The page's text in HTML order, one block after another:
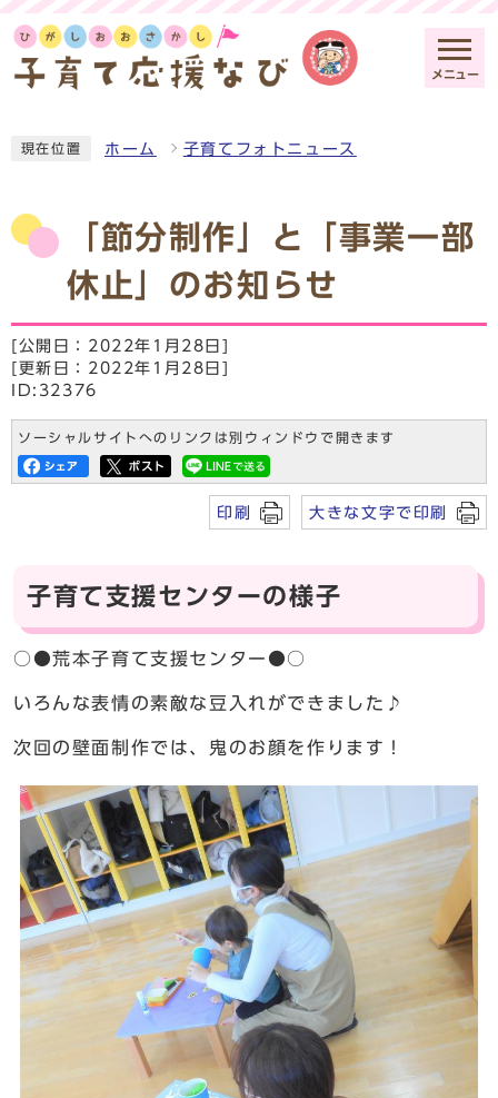
メニュー
現在位置 ホーム 子育てフォトニュース
「節分制作」と「事業一部
休止」のお知らせ
[公開日：2022年1月28日]
[更新日：2022年1月28日]
ID:32376
ソーシャルサイトへのリンクは別ウィンドウで開きます
印刷 大きな文字で印刷
子育て支援センターの様子
○●荒本子育て支援センター●○
いろんな表情の素敵な豆入れができました♪
次回の壁面制作では、鬼のお顔を作ります！